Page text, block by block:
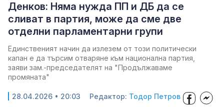
Денков: Няма нужда ПП и ДБ да се
сливат в партия, може да сме две
отделни парламентарни групи
Единственият начин да излезем от този политически
капан е да търсим отваряне към национална партия,
заяви зам.-председателят на "Продължаваме
промяната"
28.04.2026 • 20:03 Редактор: Тодор Петров